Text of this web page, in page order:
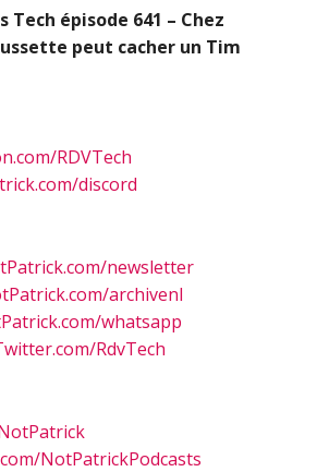
Tech épisode 641 – Chez
peut cacher un Tim
RDVTech
discord
newsletter
archivenl
whatsapp
RdvTech
NotPatrickPodcasts